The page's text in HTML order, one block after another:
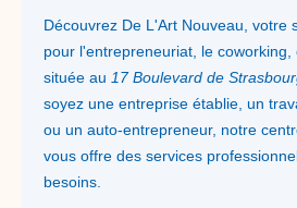
Découvrez De L'Art Nouveau, votre
pour l'entrepreneuriat, le coworking,
située au 17 Boulevard de
soyez une entreprise établie, un
ou un auto-entrepreneur, notre
vous offre des services
besoins.